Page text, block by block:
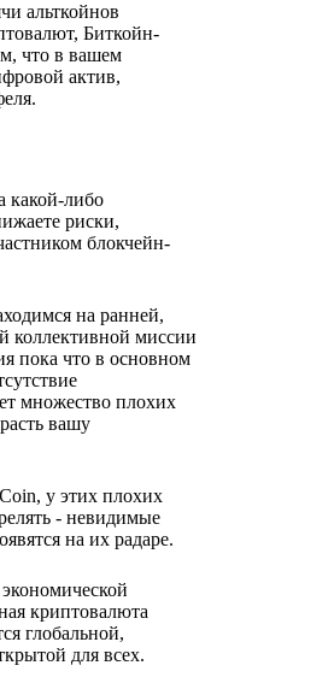
альткойнов
Биткойн-
что в вашем
актив,
какой-либо
риски,
блокчейн-
на ранней,
коллективной миссии
пока что в основном
множество плохих
вашу
у этих плохих
- невидимые
на их радаре.
криптовалюта
глобальной,
для всех.